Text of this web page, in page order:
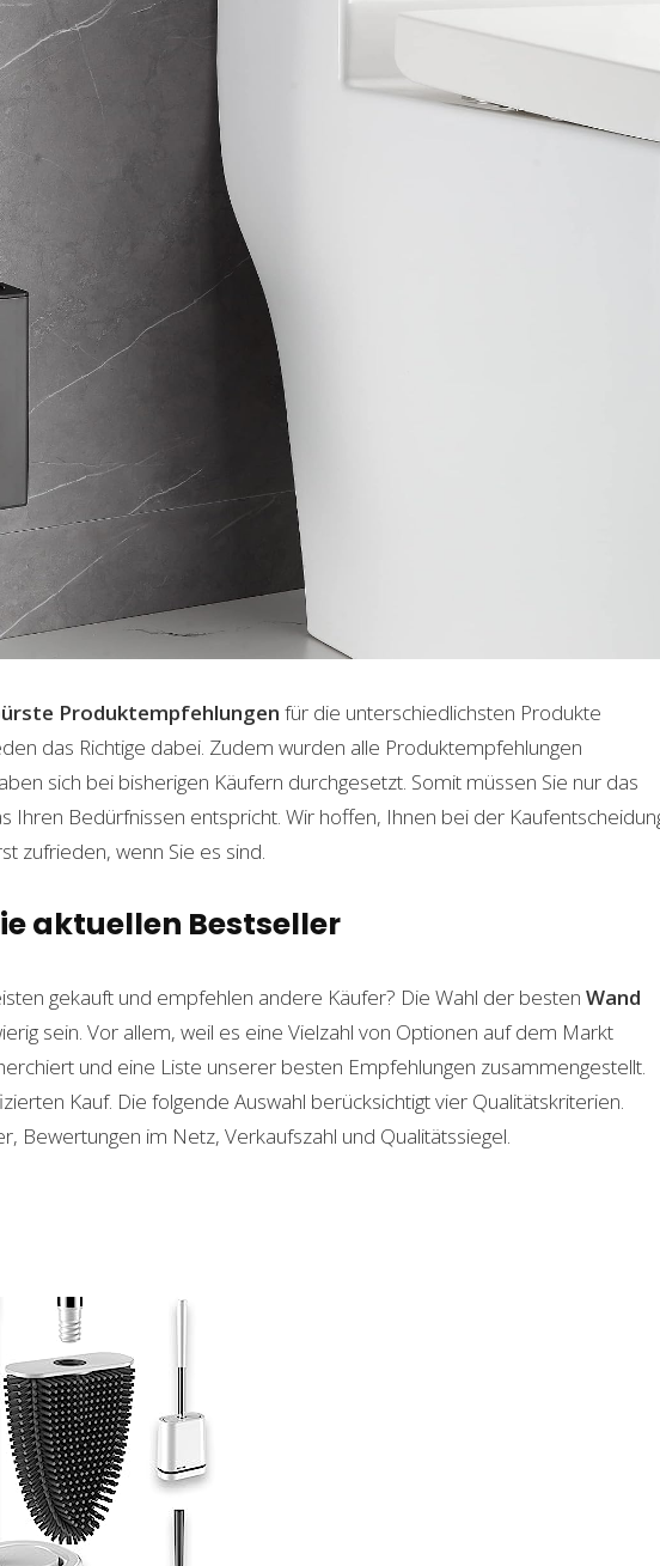
Produktempfehlungen für die unterschiedlichsten Produkte
das Richtige dabei. Zudem wurden alle Produktempfehlungen
sich bei bisherigen Käufern durchgesetzt. Somit müssen Sie nur das
Ihren Bedürfnissen entspricht. Wir hoffen, Ihnen bei der
zufrieden, wenn Sie es sind.
aktuellen Bestseller
gekauft und empfehlen andere Käufer? Die Wahl der besten Wand
sein. Vor allem, weil es eine Vielzahl von Optionen auf dem Markt
und eine Liste unserer besten Empfehlungen zusammengestellt.
Kauf. Die folgende Auswahl berücksichtigt vier Qualitätskriterien.
Bewertungen im Netz, Verkaufszahl und Qualitätssiegel.